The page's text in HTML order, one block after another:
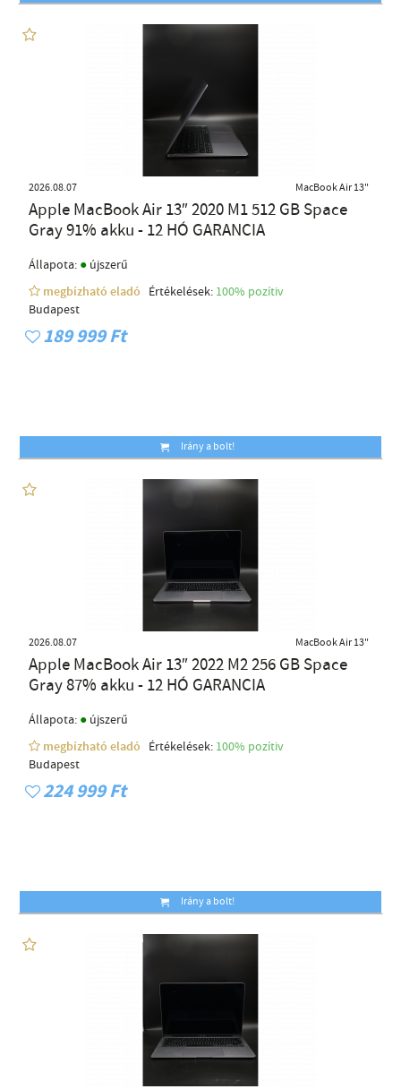
2026.08.07 MacBook Air 13"
Apple MacBook Air 13″ 2020 M1 512 GB Space
Gray 91% akku - 12 HÓ GARANCIA
Állapota: ● újszerű
megbízható eladó
Értékelések: 100% pozítiv
Budapest
189 999 Ft
Irány a bolt!
2026.08.07 MacBook Air 13"
Apple MacBook Air 13″ 2022 M2 256 GB Space
Gray 87% akku - 12 HÓ GARANCIA
Állapota: ● újszerű
megbízható eladó
Értékelések: 100% pozítiv
Budapest
224 999 Ft
Irány a bolt!